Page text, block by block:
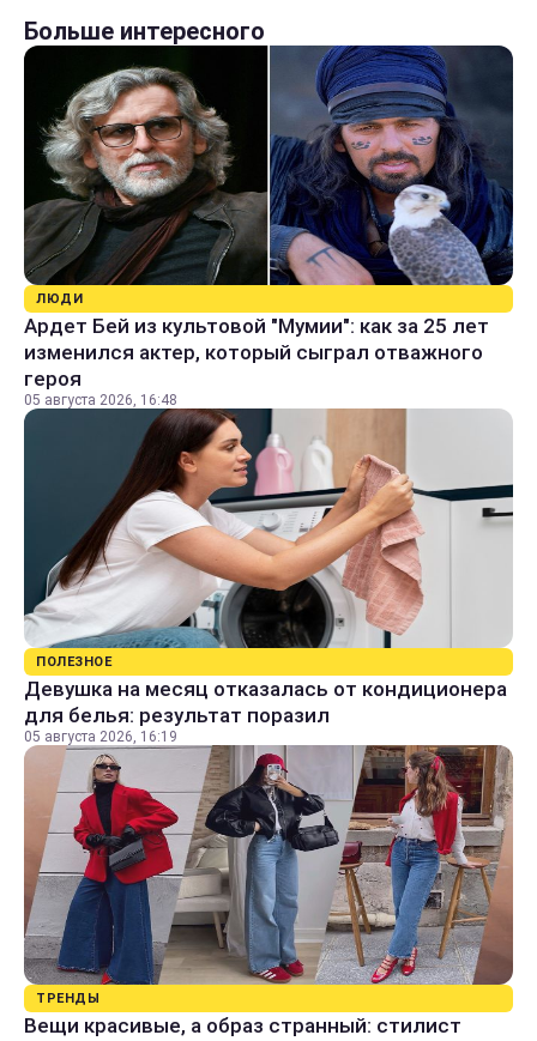
Больше интересного
ЛЮДИ
Ардет Бей из культовой "Мумии": как за 25 лет
изменился актер, который сыграл отважного
героя
05 августа 2026, 16:48
ПОЛЕЗНОЕ
Девушка на месяц отказалась от кондиционера
для белья: результат поразил
05 августа 2026, 16:19
ТРЕНДЫ
Вещи красивые, а образ странный: стилист